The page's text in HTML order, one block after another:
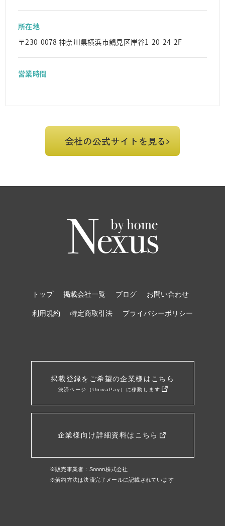
所在地
〒230-0078 神奈川県横浜市鶴見区岸谷1-20-24-2F
営業時間
会社の公式サイトを見る
トップ 掲載会社一覧 ブログ お問い合わせ
利用規約 特定商取引法 プライバシーポリシー
掲載登録をご希望の企業様はこちら
決済ページ（UnivaPay）に移動します
企業様向け詳細資料はこちら
※販売事業者：Sooon株式会社
※解約方法は決済完了メールに記載されています